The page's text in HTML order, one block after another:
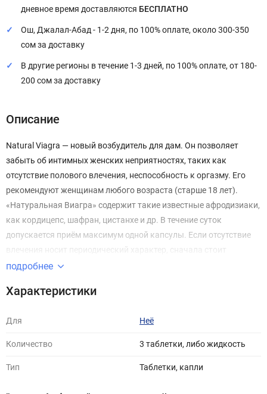
дневное время доставляются БЕСПЛАТНО
Ош, Джалал-Абад - 1-2 дня, по 100% оплате, около 300-350
сом за доставку
В другие регионы в течение 1-3 дней, по 100% оплате, от 180-
200 сом за доставку
Описание
Natural Viagra — новый возбудитель для дам. Он позволяет
забыть об интимных женских неприятностях, таких как
отсутствие полового влечения, неспособность к оргазму. Его
рекомендуют женщинам любого возраста (старше 18 лет).
«Натуральная Виагра» содержит такие известные афродизиаки,
как кордицепс, шафран, цистанхе и др. В течение суток
допускается приём максимум одной капсулы. Если отсутствие
влечения носит периодический характер, сначала стоит
попробовать принимать по ½ пилюли. Очень скоро после
начинает проявлять больше интимного интереса к
подробнее
Характеристики
Для Неё
Количество 3 таблетки, либо жидкость
Тип Таблетки, капли